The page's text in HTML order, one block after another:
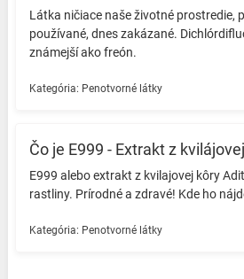
Látka ničiace naše životné prostredie,
používané, dnes zakázané.
známejší ako freón. ️
Kategória: Penotvorné látky
Čo je E999 - Extrakt z
E999 alebo extrakt z kvilajovej kôry
rastliny. Prírodné a zdravé! Kde ho
Kategória: Penotvorné látky